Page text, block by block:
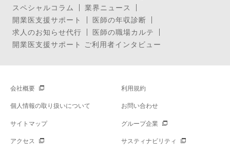
スペシャルコラム
業界ニュース
開業医支援サポート
医師の年収診断
求人のお知らせ代行
医師の職場カルテ
開業医支援サポート ご利用者インタビュー
会社概要 利用規約
個人情報の取り扱いについて お問い合わせ
サイトマップ グループ企業
アクセス サスティナビリティ